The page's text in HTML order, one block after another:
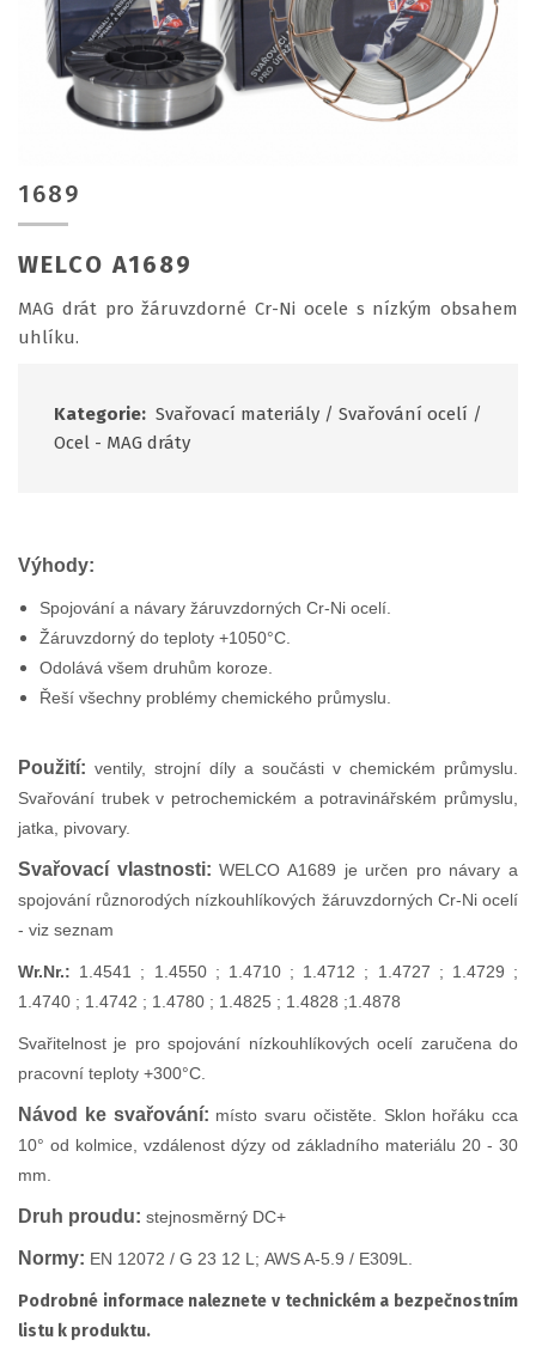
1689
WELCO A1689
MAG drát pro žáruvzdorné Cr-Ni ocele s nízkým obsahem
uhlíku.
Kategorie: Svařovací materiály / Svařování ocelí /
Ocel - MAG dráty
Výhody:
Spojování a návary žáruvzdorných Cr-Ni ocelí.
Žáruvzdorný do teploty +1050°C.
Odolává všem druhům koroze.
Řeší všechny problémy chemického průmyslu.
Použití: ventily, strojní díly a součásti v chemickém průmyslu.
Svařování trubek v petrochemickém a potravinářském průmyslu,
jatka, pivovary.
Svařovací vlastnosti: WELCO A1689 je určen pro návary a
spojování různorodých nízkouhlíkových žáruvzdorných Cr-Ni ocelí
- viz seznam
Wr.Nr.: 1.4541 ; 1.4550 ; 1.4710 ; 1.4712 ; 1.4727 ; 1.4729 ;
1.4740 ; 1.4742 ; 1.4780 ; 1.4825 ; 1.4828 ;1.4878
Svařitelnost je pro spojování nízkouhlíkových ocelí zaručena do
pracovní teploty +300°C.
Návod ke svařování: místo svaru očistěte. Sklon hořáku cca
10° od kolmice, vzdálenost dýzy od základního materiálu 20 - 30
mm.
Druh proudu: stejnosměrný DC+
Normy: EN 12072 / G 23 12 L; AWS A-5.9 / E309L.
Podrobné informace naleznete v technickém a bezpečnostním
listu k produktu.